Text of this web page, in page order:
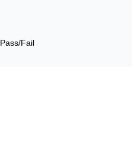
Fail